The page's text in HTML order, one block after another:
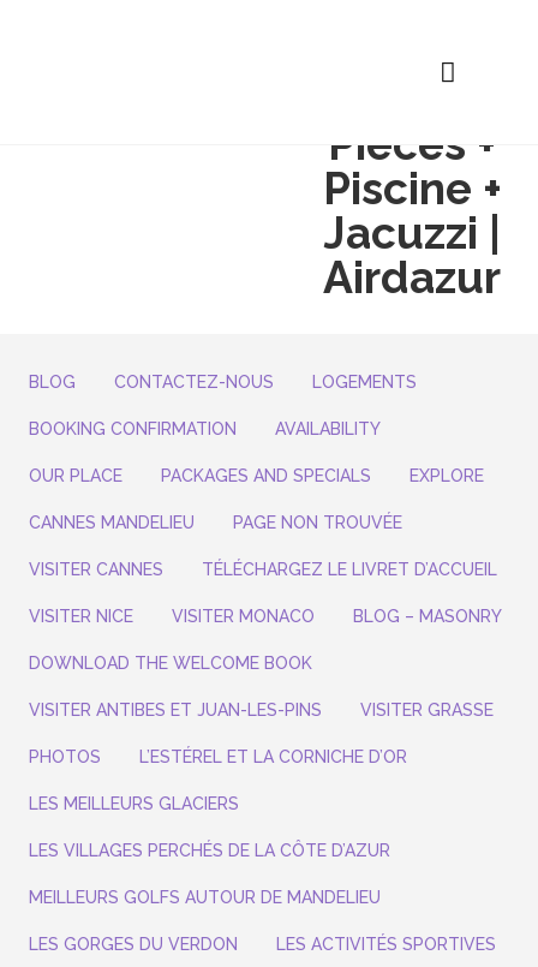
Rez De
Villa 2
Pièces +
Piscine +
Jacuzzi |
Airdazur
BLOG CONTACTEZ-NOUS LOGEMENTS
BOOKING CONFIRMATION AVAILABILITY
OUR PLACE PACKAGES AND SPECIALS EXPLORE
CANNES MANDELIEU PAGE NON TROUVÉE
VISITER CANNES TÉLÉCHARGEZ LE LIVRET D’ACCUEIL
VISITER NICE VISITER MONACO BLOG – MASONRY
DOWNLOAD THE WELCOME BOOK
VISITER ANTIBES ET JUAN-LES-PINS VISITER GRASSE
PHOTOS L’ESTÉREL ET LA CORNICHE D’OR
LES MEILLEURS GLACIERS
LES VILLAGES PERCHÉS DE LA CÔTE D’AZUR
MEILLEURS GOLFS AUTOUR DE MANDELIEU
LES GORGES DU VERDON LES ACTIVITÉS SPORTIVES